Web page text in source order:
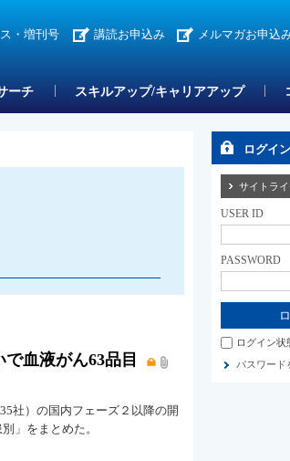
・増刊号 講読お申込み メルマガお申込
ーチ スキルアップ/キャリアアップ
血液がん63品目
社）の国内フェーズ２以降の開
」をまとめた。
ログイン
サイトラ
USER ID
PASSWORD
ログイン状
パスワード